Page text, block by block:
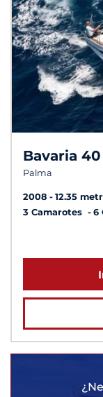
Bavaria
Palma
2008
12.35
3 Camarotes
6